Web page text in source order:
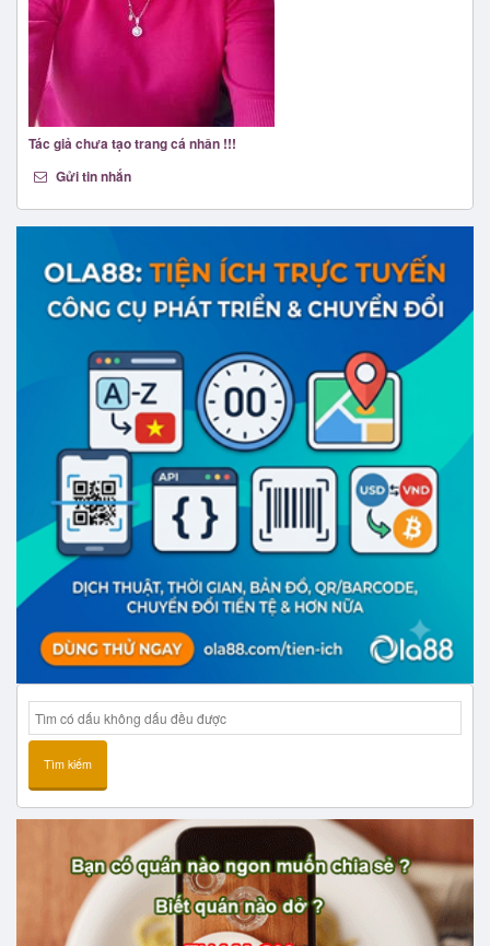
Tác giả chưa tạo trang cá nhân !!!
Gửi tin nhắn
Tìm kiếm